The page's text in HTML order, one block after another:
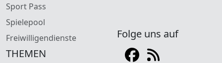
Sport Pass
Spielepool
Freiwilligendienste
THEMEN
Folge uns auf